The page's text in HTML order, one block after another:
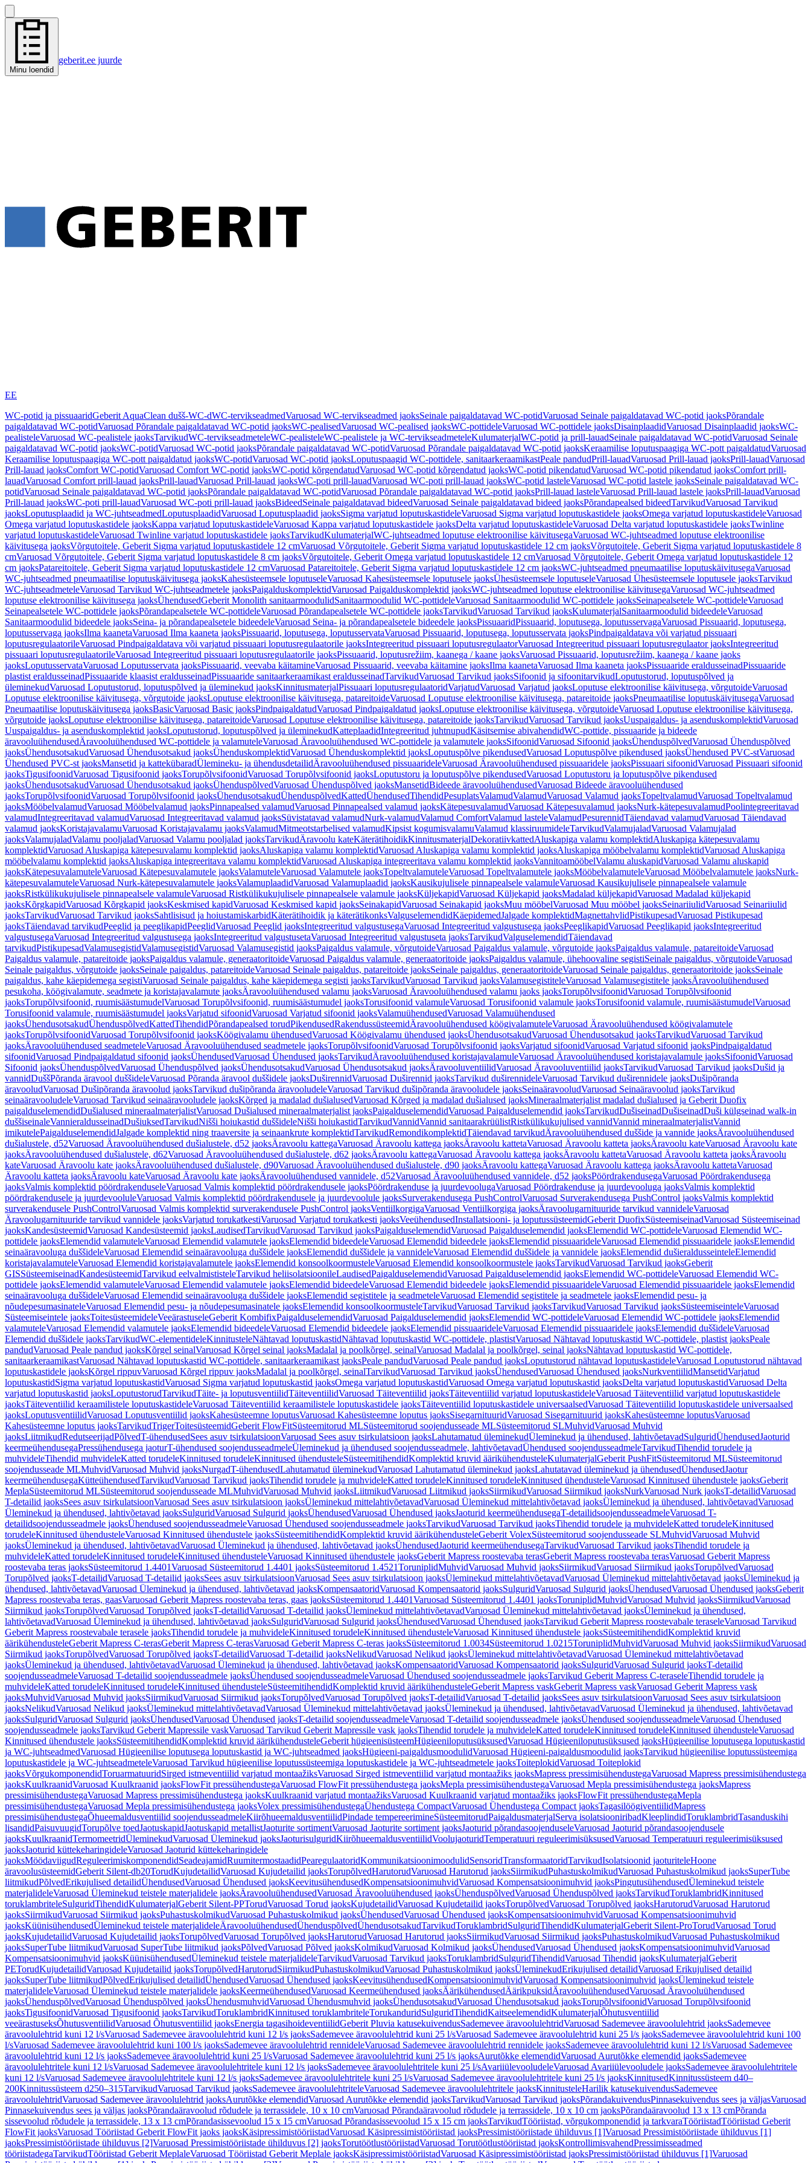
Minu loendid
geberit.ee juurde
EE
WC-potid ja pissuaaridGeberit AquaClean dušš-WC-dWC-tervikseadmedVaruosad WC-tervikseadmed jaoksSeinale paigaldatavad WC-potidVaruosad Seinale paigaldatavad WC-potid jaoksPõrandale
paigaldatavad WC-potidVaruosad Põrandale paigaldatavad WC-potid jaoksWC-pealisedVaruosad WC-pealised jaoksWC-pottideleVaruosad WC-pottidele jaoksDisainplaadidVaruosad Disainplaadid jaoksWC-
pealisteleVaruosad WC-pealistele jaoksTarvikudWC-tervikseadmeteleWC-pealisteleWC-pealistele ja WC-tervikseadmeteleKulumaterjalWC-potid ja prill-lauadSeinale paigaldatavad WC-potidVaruosad Seinale
paigaldatavad WC-potid jaoksWC-potidVaruosad WC-potid jaoksPõrandale paigaldatavad WC-potidVaruosad Põrandale paigaldatavad WC-potid jaoksKeraamilise loputuspaagiga WC-pott paigaldatudVaruosad
Keraamilise loputuspaagiga WC-pott paigaldatud jaoksWC-potidVaruosad WC-potid jaoksLoputuspaagid WC-pottidele, sanitaarkeraamikastPeale pandudPrill-lauadVaruosad Prill-lauad jaoksPrill-lauadVaruosad
Prill-lauad jaoksComfort WC-potidVaruosad Comfort WC-potid jaoksWC-potid kõrgendatudVaruosad WC-potid kõrgendatud jaoksWC-potid pikendatudVaruosad WC-potid pikendatud jaoksComfort prill-
lauadVaruosad Comfort prill-lauad jaoksPrill-lauadVaruosad Prill-lauad jaoksWC-poti prill-lauadVaruosad WC-poti prill-lauad jaoksWC-potid lasteleVaruosad WC-potid lastele jaoksSeinale paigaldatavad WC-
potidVaruosad Seinale paigaldatavad WC-potid jaoksPõrandale paigaldatavad WC-potidVaruosad Põrandale paigaldatavad WC-potid jaoksPrill-lauad lasteleVaruosad Prill-lauad lastele jaoksPrill-lauadVaruosad
Prill-lauad jaoksWC-poti prill-lauadVaruosad WC-poti prill-lauad jaoksBideedSeinale paigaldatavad bideedVaruosad Seinale paigaldatavad bideed jaoksPõrandapealsed bideedTarvikudVaruosad Tarvikud
jaoksLoputusplaadid ja WC-juhtseadmedLoputusplaadidVaruosad Loputusplaadid jaoksSigma varjatud loputuskastideleVaruosad Sigma varjatud loputuskastidele jaoksOmega varjatud loputuskastideleVaruosad
Omega varjatud loputuskastidele jaoksKappa varjatud loputuskastideleVaruosad Kappa varjatud loputuskastidele jaoksDelta varjatud loputuskastideleVaruosad Delta varjatud loputuskastidele jaoksTwinline
varjatud loputuskastideleVaruosad Twinline varjatud loputuskastidele jaoksTarvikudKulumaterjalWC-juhtseadmed loputuse elektroonilise käivitusegaVaruosad WC-juhtseadmed loputuse elektroonilise
käivitusega jaoksVõrgutoitele, Geberit Sigma varjatud loputuskastidele 12 cmVaruosad Võrgutoitele, Geberit Sigma varjatud loputuskastidele 12 cm jaoksVõrgutoitele, Geberit Sigma varjatud loputuskastidele 8
cmVaruosad Võrgutoitele, Geberit Sigma varjatud loputuskastidele 8 cm jaoksVõrgutoitele, Geberit Omega varjatud loputuskastidele 12 cmVaruosad Võrgutoitele, Geberit Omega varjatud loputuskastidele 12
cm jaoksPatareitoitele, Geberit Sigma varjatud loputuskastidele 12 cmVaruosad Patareitoitele, Geberit Sigma varjatud loputuskastidele 12 cm jaoksWC-juhtseadmed pneumaatilise loputuskäivitusegaVaruosad
WC-juhtseadmed pneumaatilise loputuskäivitusega jaoksKahesüsteemsele loputuseleVaruosad Kahesüsteemsele loputusele jaoksÜhesüsteemsele loputuseleVaruosad Ühesüsteemsele loputusele jaoksTarvikud
WC-juhtseadmeteleVaruosad Tarvikud WC-juhtseadmetele jaoksPaigalduskomplektidVaruosad Paigalduskomplektid jaoksWC-juhtseadmed loputuse elektroonilise käivitusegaVaruosad WC-juhtseadmed
loputuse elektroonilise käivitusega jaoksÜhendusedGeberit Monolith sanitaarmoodulidSanitaarmoodulid WC-pottideleVaruosad Sanitaarmoodulid WC-pottidele jaoksSeinapealsetele WC-pottideleVaruosad
Seinapealsetele WC-pottidele jaoksPõrandapealsetele WC-pottideleVaruosad Põrandapealsetele WC-pottidele jaoksTarvikudVaruosad Tarvikud jaoksKulumaterjalSanitaarmoodulid bideedeleVaruosad
Sanitaarmoodulid bideedele jaoksSeina- ja põrandapealsetele bideedeleVaruosad Seina- ja põrandapealsetele bideedele jaoksPissuaaridPissuaarid, loputusega, loputusservagaVaruosad Pissuaarid, loputusega,
loputusservaga jaoksIlma kaanetaVaruosad Ilma kaaneta jaoksPissuaarid, loputusega, loputusservataVaruosad Pissuaarid, loputusega, loputusservata jaoksPindpaigaldatava või varjatud pissuaari
loputusregulaatorileVaruosad Pindpaigaldatava või varjatud pissuaari loputusregulaatorile jaoksIntegreeritud pissuaari loputusregulaatorVaruosad Integreeritud pissuaari loputusregulaator jaoksIntegreeritud
pissuaari loputusregulaatorileVaruosad Integreeritud pissuaari loputusregulaatorile jaoksPissuaarid, loputusrežiim, kaanega / kaane jaoksVaruosad Pissuaarid, loputusrežiim, kaanega / kaane jaoks
jaoksLoputusservataVaruosad Loputusservata jaoksPissuaarid, veevaba käitamineVaruosad Pissuaarid, veevaba käitamine jaoksIlma kaanetaVaruosad Ilma kaaneta jaoksPissuaaride eraldusseinadPissuaaride
plastist eraldusseinadPissuaaride klaasist eraldusseinadPissuaaride sanitaarkeraamikast eraldusseinadTarvikudVaruosad Tarvikud jaoksSifoonid ja sifoonitarvikudLoputustorud, loputuspõlved ja
üleminekudVaruosad Loputustorud, loputuspõlved ja üleminekud jaoksKinnitusmaterjalPissuaari loputusregulaatoridVarjatudVaruosad Varjatud jaoksLoputuse elektroonilise käivitusega, võrgutoideVaruosad
Loputuse elektroonilise käivitusega, võrgutoide jaoksLoputuse elektroonilise käivitusega, patareitoideVaruosad Loputuse elektroonilise käivitusega, patareitoide jaoksPneumaatilise loputuskäivitusegaVaruosad
Pneumaatilise loputuskäivitusega jaoksBasicVaruosad Basic jaoksPindpaigaldatudVaruosad Pindpaigaldatud jaoksLoputuse elektroonilise käivitusega, võrgutoideVaruosad Loputuse elektroonilise käivitusega,
võrgutoide jaoksLoputuse elektroonilise käivitusega, patareitoideVaruosad Loputuse elektroonilise käivitusega, patareitoide jaoksTarvikudVaruosad Tarvikud jaoksUuspaigaldus- ja asenduskomplektidVaruosad
Uuspaigaldus- ja asenduskomplektid jaoksLoputustorud, loputuspõlved ja üleminekudKatteplaadidIntegreeritud juhtnupudKäsitsemise abivahendidWC-pottide, pissuaaride ja bideede
äravooluühendusedÄravooluühendused WC-pottidele ja valamuteleVaruosad Äravooluühendused WC-pottidele ja valamutele jaoksSifoonidVaruosad Sifoonid jaoksÜhenduspõlvedVaruosad Ühenduspõlved
jaoksÜhendusotsakudVaruosad Ühendusotsakud jaoksÜhenduskomplektidVaruosad Ühenduskomplektid jaoksLoputuspõlve pikendusedVaruosad Loputuspõlve pikendused jaoksÜhendused PVC-stVaruosad
Ühendused PVC-st jaoksMansetid ja kattekübaradÜlemineku- ja ühendusdetailidÄravooluühendused pissuaarideleVaruosad Äravooluühendused pissuaaridele jaoksPissuaari sifoonidVaruosad Pissuaari sifoonid
jaoksTigusifoonidVaruosad Tigusifoonid jaoksTorupõlvsifoonidVaruosad Torupõlvsifoonid jaoksLoputustoru ja loputuspõlve pikendusedVaruosad Loputustoru ja loputuspõlve pikendused
jaoksÜhendusotsakudVaruosad Ühendusotsakud jaoksÜhenduspõlvedVaruosad Ühenduspõlved jaoksMansetidBideede äravooluühendusedVaruosad Bideede äravooluühendused
jaoksTorupõlvsifoonidVaruosad Torupõlvsifoonid jaoksÜhendusotsakudÜhenduspõlvedKattedÜhendusedTihendidPesuplatsValamudValamudVaruosad Valamud jaoksTopeltvalamudVaruosad Topeltvalamud
jaoksMööbelvalamudVaruosad Mööbelvalamud jaoksPinnapealsed valamudVaruosad Pinnapealsed valamud jaoksKätepesuvalamudVaruosad Kätepesuvalamud jaoksNurk-kätepesuvalamudPoolintegreeritavad
valamudIntegreeritavad valamudVaruosad Integreeritavad valamud jaoksSüvistatavad valamudNurk-valamudValamud ComfortValamud lasteleValamudPesurennidTäiendavad valamudVaruosad Täiendavad
valamud jaoksKoristajavalamuVaruosad Koristajavalamu jaoksValamudMitmeotstarbelised valamudKipsist kogumisvalamuValamud klassiruumideleTarvikudValamujaladVaruosad Valamujalad
jaoksValamujaladValamu pooljaladVaruosad Valamu pooljalad jaoksTarvikudÄravoolu kateKäterätihoidikKinnitusmaterjalDekoratiivkattedAluskapiga valamu komplektidAluskapiga kätepesuvalamu
komplektidVaruosad Aluskapiga kätepesuvalamu komplektid jaoksAluskapiga valamu komplektidVaruosad Aluskapiga valamu komplektid jaoksAluskapiga mööbelvalamu komplektidVaruosad Aluskapiga
mööbelvalamu komplektid jaoksAluskapiga integreeritava valamu komplektidVaruosad Aluskapiga integreeritava valamu komplektid jaoksVannitoamööbelValamu aluskapidVaruosad Valamu aluskapid
jaoksKätepesuvalamuteleVaruosad Kätepesuvalamutele jaoksValamuteleVaruosad Valamutele jaoksTopeltvalamuteleVaruosad Topeltvalamutele jaoksMööbelvalamuteleVaruosad Mööbelvalamutele jaoksNurk-
kätepesuvalamuteleVaruosad Nurk-kätepesuvalamutele jaoksValamuplaadidVaruosad Valamuplaadid jaoksKausikujulisele pinnapealsele valamuleVaruosad Kausikujulisele pinnapealsele valamule
jaoksRistkülikukujulisele pinnapealsele valamuleVaruosad Ristkülikukujulisele pinnapealsele valamule jaoksKüljekapidVaruosad Küljekapid jaoksMadalad küljekapidVaruosad Madalad küljekapid
jaoksKõrgkapidVaruosad Kõrgkapid jaoksKeskmised kapidVaruosad Keskmised kapid jaoksSeinakapidVaruosad Seinakapid jaoksMuu mööbelVaruosad Muu mööbel jaoksSeinariiulidVaruosad Seinariiulid
jaoksTarvikudVaruosad Tarvikud jaoksSahtlisisud ja hoiustamiskarbidKäterätihoidik ja käterätikonksValguselemendidKäepidemedJalgade komplektidMagnettahvlidPistikupesadVaruosad Pistikupesad
jaoksTäiendavad tarvikudPeeglid ja peeglikapidPeeglidVaruosad Peeglid jaoksIntegreeritud valgustusegaVaruosad Integreeritud valgustusega jaoksPeeglikapidVaruosad Peeglikapid jaoksIntegreeritud
valgustusegaVaruosad Integreeritud valgustusega jaoksIntegreeritud valgustusetaVaruosad Integreeritud valgustuseta jaoksTarvikudValguselemendidTäiendavad
tarvikudPistikupesadValamusegistidValamusegistidVaruosad Valamusegistid jaoksPaigaldus valamule, võrgutoideVaruosad Paigaldus valamule, võrgutoide jaoksPaigaldus valamule, patareitoideVaruosad
Paigaldus valamule, patareitoide jaoksPaigaldus valamule, generaatoritoideVaruosad Paigaldus valamule, generaatoritoide jaoksPaigaldus valamule, ühehoovaline segistiSeinale paigaldus, võrgutoideVaruosad
Seinale paigaldus, võrgutoide jaoksSeinale paigaldus, patareitoideVaruosad Seinale paigaldus, patareitoide jaoksSeinale paigaldus, generaatoritoideVaruosad Seinale paigaldus, generaatoritoide jaoksSeinale
paigaldus, kahe käepidemega segistiVaruosad Seinale paigaldus, kahe käepidemega segisti jaoksTarvikudVaruosad Tarvikud jaoksValamusegistiteleVaruosad Valamusegistitele jaoksÄravooluühendused
pesukoha, köögivalamute, seadmete ja koristajavalamute jaoksÄravooluühendused valamu jaoksVaruosad Äravooluühendused valamu jaoks jaoksTorupõlvsifoonidVaruosad Torupõlvsifoonid
jaoksTorupõlvsifoonid, ruumisäästumudelVaruosad Torupõlvsifoonid, ruumisäästumudel jaoksTorusifoonid valamuleVaruosad Torusifoonid valamule jaoksTorusifoonid valamule, ruumisäästumudelVaruosad
Torusifoonid valamule, ruumisäästumudel jaoksVarjatud sifoonidVaruosad Varjatud sifoonid jaoksValamuühendusedVaruosad Valamuühendused
jaoksÜhendusotsakudÜhenduspõlvedKattedTihendidPõrandapealsed torudPikendusedRakendussüsteemidÄravooluühendused köögivalamuteleVaruosad Äravooluühendused köögivalamutele
jaoksTorupõlvsifoonidVaruosad Torupõlvsifoonid jaoksKöögivalamu ühendusedVaruosad Köögivalamu ühendused jaoksÜhendusotsakudVaruosad Ühendusotsakud jaoksTarvikudVaruosad Tarvikud
jaoksÄravooluühendused seadmeteleVaruosad Äravooluühendused seadmetele jaoksTorupõlvsifoonidVaruosad Torupõlvsifoonid jaoksVarjatud sifoonidVaruosad Varjatud sifoonid jaoksPindpaigaldatud
sifoonidVaruosad Pindpaigaldatud sifoonid jaoksÜhendusedVaruosad Ühendused jaoksTarvikudÄravooluühendused koristajavalamuleVaruosad Äravooluühendused koristajavalamule jaoksSifoonidVaruosad
Sifoonid jaoksÜhenduspõlvedVaruosad Ühenduspõlved jaoksÜhendusotsakudVaruosad Ühendusotsakud jaoksÄravooluventiilidVaruosad Äravooluventiilid jaoksTarvikudVaruosad Tarvikud jaoksDušid ja
vannidDuššPõranda äravool duššideleVaruosad Põranda äravool duššidele jaoksDuširennidVaruosad Duširennid jaoksTarvikud duširennideleVaruosad Tarvikud duširennidele jaoksDušipõranda
äravooludVaruosad Dušipõranda äravoolud jaoksTarvikud dušipõranda äravooludeleVaruosad Tarvikud dušipõranda äravooludele jaoksSeinaäravooludVaruosad Seinaäravoolud jaoksTarvikud
seinaäravooludeleVaruosad Tarvikud seinaäravooludele jaoksKõrged ja madalad dušialusedVaruosad Kõrged ja madalad dušialused jaoksMineraalmaterjalist madalad dušialused ja Geberit Duofix
paigalduselemendidDušialused mineraalmaterjalistVaruosad Dušialused mineraalmaterjalist jaoksPaigalduselemendidVaruosad Paigalduselemendid jaoksTarvikudDušiseinadDušiseinadDuši külgseinad walk-in
duššiseinaleVannieraldusseinadDušiuksedTarvikudNišši hoiukastid duššideleNišši hoiukastidTarvikudVannidVannid sanitaarakrüülistRistkülikukujulised vannidVannid mineraalmaterjalistVannid
imikutelePaigalduselemendidJalgade komplektid ning traaversite ja seinaankrute komplektidTarvikudRemondikomplektidTäiendavad tarvikudÄravooluühendused duššide ja vannide jaoksÄravooluühendused
dušialustele, d52Varuosad Äravooluühendused dušialustele, d52 jaoksÄravoolu kattegaVaruosad Äravoolu kattega jaoksÄravoolu kattetaVaruosad Äravoolu katteta jaoksÄravoolu kateVaruosad Äravoolu kate
jaoksÄravooluühendused dušialustele, d62Varuosad Äravooluühendused dušialustele, d62 jaoksÄravoolu kattegaVaruosad Äravoolu kattega jaoksÄravoolu kattetaVaruosad Äravoolu katteta jaoksÄravoolu
kateVaruosad Äravoolu kate jaoksÄravooluühendused dušialustele, d90Varuosad Äravooluühendused dušialustele, d90 jaoksÄravoolu kattegaVaruosad Äravoolu kattega jaoksÄravoolu kattetaVaruosad
Äravoolu katteta jaoksÄravoolu kateVaruosad Äravoolu kate jaoksÄravooluühendused vannidele, d52Varuosad Äravooluühendused vannidele, d52 jaoksPöördrakendusegaVaruosad Pöördrakendusega
jaoksValmis komplektid pöördrakenduseleVaruosad Valmis komplektid pöördrakendusele jaoksPöördrakenduse ja juurdevoolugaVaruosad Pöördrakenduse ja juurdevooluga jaoksValmis komplektid
pöördrakendusele ja juurdevooluleVaruosad Valmis komplektid pöördrakendusele ja juurdevoolule jaoksSurverakendusega PushControlVaruosad Surverakendusega PushControl jaoksValmis komplektid
surverakendusele PushControlVaruosad Valmis komplektid surverakendusele PushControl jaoksVentiilkorgigaVaruosad Ventiilkorgiga jaoksÄravoolugarnituuride tarvikud vannideleVaruosad
Äravoolugarnituuride tarvikud vannidele jaoksVarjatud torukatkestiVaruosad Varjatud torukatkesti jaoksVeeühendusedInstallatsiooni- ja loputussüsteemidGeberit DuofixSüsteemiseinadVaruosad Süsteemiseinad
jaoksKandesüsteemidVaruosad Kandesüsteemid jaoksLaudisedTarvikudVaruosad Tarvikud jaoksPaigalduselemendidVaruosad Paigalduselemendid jaoksElemendid WC-pottideleVaruosad Elemendid WC-
pottidele jaoksElemendid valamuteleVaruosad Elemendid valamutele jaoksElemendid bideedeleVaruosad Elemendid bideedele jaoksElemendid pissuaarideleVaruosad Elemendid pissuaaridele jaoksElemendid
seinaäravooluga duššideleVaruosad Elemendid seinaäravooluga duššidele jaoksElemendid duššidele ja vannideleVaruosad Elemendid duššidele ja vannidele jaoksElemendid dušieraldusseinteleElemendid
koristajavalamuteleVaruosad Elemendid koristajavalamutele jaoksElemendid konsoolkoormusteleVaruosad Elemendid konsoolkoormustele jaoksTarvikudVaruosad Tarvikud jaoksGeberit
GISSüsteemiseinadKandesüsteemidTarvikud eelvalmististeleTarvikud heliisolatsioonileLaudisedPaigalduselemendidVaruosad Paigalduselemendid jaoksElemendid WC-pottideleVaruosad Elemendid WC-
pottidele jaoksElemendid valamuteleVaruosad Elemendid valamutele jaoksElemendid bideedeleVaruosad Elemendid bideedele jaoksElemendid pissuaarideleVaruosad Elemendid pissuaaridele jaoksElemendid
seinaäravooluga duššideleVaruosad Elemendid seinaäravooluga duššidele jaoksElemendid segistitele ja seadmeteleVaruosad Elemendid segistitele ja seadmetele jaoksElemendid pesu- ja
nõudepesumasinateleVaruosad Elemendid pesu- ja nõudepesumasinatele jaoksElemendid konsoolkoormusteleTarvikudVaruosad Tarvikud jaoksTarvikudVaruosad Tarvikud jaoksSüsteemiseinteleVaruosad
Süsteemiseintele jaoksToitesüsteemideleVeeärastuseleGeberit KombifixPaigalduselemendidVaruosad Paigalduselemendid jaoksElemendid WC-pottideleVaruosad Elemendid WC-pottidele jaoksElemendid
valamuteleVaruosad Elemendid valamutele jaoksElemendid bideedeleVaruosad Elemendid bideedele jaoksElemendid pissuaarideleVaruosad Elemendid pissuaaridele jaoksElemendid duššideleVaruosad
Elemendid duššidele jaoksTarvikudWC-elementideleKinnitusteleNähtavad loputuskastidNähtavad loputuskastid WC-pottidele, plastistVaruosad Nähtavad loputuskastid WC-pottidele, plastist jaoksPeale
pandudVaruosad Peale pandud jaoksKõrgel seinalVaruosad Kõrgel seinal jaoksMadalal ja poolkõrgel, seinalVaruosad Madalal ja poolkõrgel, seinal jaoksNähtavad loputuskastid WC-pottidele,
sanitaarkeraamikastVaruosad Nähtavad loputuskastid WC-pottidele, sanitaarkeraamikast jaoksPeale pandudVaruosad Peale pandud jaoksLoputustorud nähtavad loputuskastideleVaruosad Loputustorud nähtavad
loputuskastidele jaoksKõrgel rippuvVaruosad Kõrgel rippuv jaoksMadalal ja poolkõrgel, seinalTarvikudVaruosad Tarvikud jaoksÜhendusedVaruosad Ühendused jaoksNurkventiilidMansetidVarjatud
loputuskastidSigma varjatud loputuskastidVaruosad Sigma varjatud loputuskastid jaoksOmega varjatud loputuskastidVaruosad Omega varjatud loputuskastid jaoksDelta varjatud loputuskastidVaruosad Delta
varjatud loputuskastid jaoksLoputustorudTarvikudTäite- ja loputusventiilidTäiteventiilidVaruosad Täiteventiilid jaoksTäiteventiilid varjatud loputuskastideleVaruosad Täiteventiilid varjatud loputuskastidele
jaoksTäiteventiilid keraamilistele loputuskastideleVaruosad Täiteventiilid keraamilistele loputuskastidele jaoksTäiteventiilid loputuskastidele universaalsedVaruosad Täiteventiilid loputuskastidele universaalsed
jaoksLoputusventiilidVaruosad Loputusventiilid jaoksKahesüsteemne loputusVaruosad Kahesüsteemne loputus jaoksSisegarnituuridVaruosad Sisegarnituurid jaoksKahesüsteemne loputusVaruosad
Kahesüsteemne loputus jaoksTarvikudTrigerToitesüsteemidGeberit FlowFitSüsteemitorud MLSüsteemitorud soojendusseade MLSüsteemitorud SLMuhvidVaruosad Muhvid
jaoksLiitmikudRedutseerijadPõlvedT-ühendusedSees asuv tsirkulatsioonVaruosad Sees asuv tsirkulatsioon jaoksLahutamatud üleminekudÜleminekud ja ühendused, lahtivõetavadSulguridÜhendusedJaoturid
keermeühendusegaPressühendusega jaoturT-ühendused soojendusseadmeleÜleminekud ja ühendused soojendusseadmele, lahtivõetavadÜhendused soojendusseadmeleTarvikudTihendid torudele ja
muhvideleTihendid muhvideleKatted torudeleKinnitused torudeleKinnitused ühendusteleSüsteemitihendidKomplektid kruvid äärikühendusteleKulumaterjalGeberit PushFitSüsteemitorud MLSüsteemitorud
soojendusseade MLMuhvidVaruosad Muhvid jaoksNurgadT-ühendusedLahutamatud üleminekudVaruosad Lahutamatud üleminekud jaoksLahutatavad üleminekud ja ühendusedÜhendusedJaotur
keermeühendusegaKütteühendusedTarvikudVaruosad Tarvikud jaoksTihendid torudele ja muhvideleKatted torudeleKinnitused torudeleKinnitused ühendusteleVaruosad Kinnitused ühendustele jaoksGeberit
MeplaSüsteemitorud MLSüsteemitorud soojendusseade MLMuhvidVaruosad Muhvid jaoksLiitmikudVaruosad Liitmikud jaoksSiirmikudVaruosad Siirmikud jaoksNurkVaruosad Nurk jaoksT-detailidVaruosad
T-detailid jaoksSees asuv tsirkulatsioonVaruosad Sees asuv tsirkulatsioon jaoksÜleminekud mittelahtivõetavadVaruosad Üleminekud mittelahtivõetavad jaoksÜleminekud ja ühendused, lahtivõetavadVaruosad
Üleminekud ja ühendused, lahtivõetavad jaoksSulguridVaruosad Sulgurid jaoksÜhendusedVaruosad Ühendused jaoksJaoturid keermeühendusegaT-detailidsoojendusseadmeleVaruosad T-
detailidsoojendusseadmele jaoksÜhendused soojendusseadmeleVaruosad Ühendused soojendusseadmele jaoksTarvikudVaruosad Tarvikud jaoksTihendid torudele ja muhvideleKatted torudeleKinnitused
torudeleKinnitused ühendusteleVaruosad Kinnitused ühendustele jaoksSüsteemitihendidKomplektid kruvid äärikühendusteleGeberit VolexSüsteemitorud soojendusseade SLMuhvidVaruosad Muhvid
jaoksÜleminekud ja ühendused, lahtivõetavadVaruosad Üleminekud ja ühendused, lahtivõetavad jaoksÜhendusedJaoturid keermeühendusegaTarvikudVaruosad Tarvikud jaoksTihendid torudele ja
muhvideleKatted torudeleKinnitused torudeleKinnitused ühendusteleVaruosad Kinnitused ühendustele jaoksGeberit Mapress roostevaba terasGeberit Mapress roostevaba terasVaruosad Geberit Mapress
roostevaba teras jaoksSüsteemitorud 1.4401Varuosad Süsteemitorud 1.4401 jaoksSüsteemitorud 1.4521ToruniplidMuhvidVaruosad Muhvid jaoksSiirmikudVaruosad Siirmikud jaoksTorupõlvedVaruosad
Torupõlved jaoksT-detailidVaruosad T-detailid jaoksSees asuv tsirkulatsioonVaruosad Sees asuv tsirkulatsioon jaoksÜleminekud mittelahtivõetavadVaruosad Üleminekud mittelahtivõetavad jaoksÜleminekud ja
ühendused, lahtivõetavadVaruosad Üleminekud ja ühendused, lahtivõetavad jaoksKompensaatoridVaruosad Kompensaatorid jaoksSulguridVaruosad Sulgurid jaoksÜhendusedVaruosad Ühendused jaoksGeberit
Mapress roostevaba teras, gaasVaruosad Geberit Mapress roostevaba teras, gaas jaoksSüsteemitorud 1.4401Varuosad Süsteemitorud 1.4401 jaoksToruniplidMuhvidVaruosad Muhvid jaoksSiirmikudVaruosad
Siirmikud jaoksTorupõlvedVaruosad Torupõlved jaoksT-detailidVaruosad T-detailid jaoksÜleminekud mittelahtivõetavadVaruosad Üleminekud mittelahtivõetavad jaoksÜleminekud ja ühendused,
lahtivõetavadVaruosad Üleminekud ja ühendused, lahtivõetavad jaoksSulguridVaruosad Sulgurid jaoksÜhendusedVaruosad Ühendused jaoksTarvikud Geberit Mapress roostevabale teraseleVaruosad Tarvikud
Geberit Mapress roostevabale terasele jaoksTihendid torudele ja muhvideleKinnitused torudeleKinnitused ühendusteleVaruosad Kinnitused ühendustele jaoksSüsteemitihendidKomplektid kruvid
äärikühendusteleGeberit Mapress C-terasGeberit Mapress C-terasVaruosad Geberit Mapress C-teras jaoksSüsteemitorud 1.0034Süsteemitorud 1.0215ToruniplidMuhvidVaruosad Muhvid jaoksSiirmikudVaruosad
Siirmikud jaoksTorupõlvedVaruosad Torupõlved jaoksT-detailidVaruosad T-detailid jaoksNelikudVaruosad Nelikud jaoksÜleminekud mittelahtivõetavadVaruosad Üleminekud mittelahtivõetavad
jaoksÜleminekud ja ühendused, lahtivõetavadVaruosad Üleminekud ja ühendused, lahtivõetavad jaoksKompensaatoridVaruosad Kompensaatorid jaoksSulguridVaruosad Sulgurid jaoksT-detailid
soojendusseadmeleVaruosad T-detailid soojendusseadmele jaoksÜhendused soojendusseadmeleVaruosad Ühendused soojendusseadmele jaoksTarvikud Geberit Mapress C-teraseleTihendid torudele ja
muhvideleKatted torudeleKinnitused torudeleKinnitused ühendusteleSüsteemitihendidKomplektid kruvid äärikühendusteleGeberit Mapress vaskGeberit Mapress vaskVaruosad Geberit Mapress vask
jaoksMuhvidVaruosad Muhvid jaoksSiirmikudVaruosad Siirmikud jaoksTorupõlvedVaruosad Torupõlved jaoksT-detailidVaruosad T-detailid jaoksSees asuv tsirkulatsioonVaruosad Sees asuv tsirkulatsioon
jaoksNelikudVaruosad Nelikud jaoksÜleminekud mittelahtivõetavadVaruosad Üleminekud mittelahtivõetavad jaoksÜleminekud ja ühendused, lahtivõetavadVaruosad Üleminekud ja ühendused, lahtivõetavad
jaoksSulguridVaruosad Sulgurid jaoksÜhendusedVaruosad Ühendused jaoksT-detailid soojendusseadmeleVaruosad T-detailid soojendusseadmele jaoksÜhendused soojendusseadmeleVaruosad Ühendused
soojendusseadmele jaoksTarvikud Geberit Mapressile vaskVaruosad Tarvikud Geberit Mapressile vask jaoksTihendid torudele ja muhvideleKatted torudeleKinnitused torudeleKinnitused ühendusteleVaruosad
Kinnitused ühendustele jaoksSüsteemitihendidKomplektid kruvid äärikühendusteleGeberit hügieenisüsteemHügieeniloputusüksusedVaruosad Hügieeniloputusüksused jaoksHügieenilise loputusega loputuskastid
ja WC-juhtseadmedVaruosad Hügieenilise loputusega loputuskastid ja WC-juhtseadmed jaoksHügieeni-paigaldusmoodulidVaruosad Hügieeni-paigaldusmoodulid jaoksTarvikud hügieenilise loputussüsteemiga
loputuskastidele ja WC-juhtseadmeteleVaruosad Tarvikud hügieenilise loputussüsteemiga loputuskastidele ja WC-juhtseadmetele jaoksToiteplokidVaruosad Toiteplokid
jaoksVõrgukomponendidToruarmatuuridSirged istmeventiilid varjatud montaažiksVaruosad Sirged istmeventiilid varjatud montaažiks jaoksMapress pressimisühendustegaVaruosad Mapress pressimisühendustega
jaoksKuulkraanidVaruosad Kuulkraanid jaoksFlowFit pressühendustegaVaruosad FlowFit pressühendustega jaoksMepla pressimisühendustegaVaruosad Mepla pressimisühendustega jaoksMapress
pressimisühendustegaVaruosad Mapress pressimisühendustega jaoksKuulkraanid varjatud montaažiksVaruosad Kuulkraanid varjatud montaažiks jaoksFlowFit pressühendustegaMepla
pressimisühendustegaVaruosad Mepla pressimisühendustega jaoksVolex pressimisühendustegaÜhendustega CompactVaruosad Ühendustega Compact jaoksTagasilöögiventiilidMapress
pressimisühendustegaÕhueemaldusventiilid soojendusseadmeleKiirõhueemaldusventiilidPindade tempereerimineSüsteemitorudPaigaldusmaterjalServa isolatsiooniribadKleeplindidToruklambridTasanduskihi
lisandidPaisuvuugidTorupõlve toedJaotuskapidJaotuskapid metallistJaoturite sortimentVaruosad Jaoturite sortiment jaoksJaoturid põrandasoojenduseleVaruosad Jaoturid põrandasoojendusele
jaoksKuulkraanidTermomeetridÜleminekudVaruosad Üleminekud jaoksJaoturisulguridKiirõhueemaldusventiilidVoolujaoturidTemperatuuri reguleerimisüksusedVaruosad Temperatuuri reguleerimisüksused
jaoksJaoturid küttekeharingideleVaruosad Jaoturid küttekeharingidele
jaoksMöödaviigudReguleerimiskomponendidSeadeajamidRuumitermostaadidPearegulaatoridKommunikatsioonimoodulidSensoridTransformaatoridTarvikudIsolatsioonid jaoturiteleHoone
äravoolusüsteemidGeberit Silent-db20TorudKujudetailidVaruosad Kujudetailid jaoksTorupõlvedHarutorudVaruosad Harutorud jaoksSiirmikudPuhastuskolmikudVaruosad Puhastuskolmikud jaoksSuperTube
liitmikudPõlvedErikujulised detailidÜhendusedVaruosad Ühendused jaoksKeevitusühendusedKompensatsioonimuhvidVaruosad Kompensatsioonimuhvid jaoksPingutusühendusedÜleminekud teistele
materjalideleVaruosad Üleminekud teistele materjalidele jaoksÄravooluühendusedVaruosad Äravooluühendused jaoksÜhenduspõlvedVaruosad Ühenduspõlved jaoksTarvikudToruklambridKinnitused
toruklambriteleSulguridTihendidKulumaterjalGeberit Silent-PPTorudVaruosad Torud jaoksKujudetailidVaruosad Kujudetailid jaoksTorupõlvedVaruosad Torupõlved jaoksHarutorudVaruosad Harutorud
jaoksSiirmikudVaruosad Siirmikud jaoksPuhastuskolmikudVaruosad Puhastuskolmikud jaoksÜhendusedVaruosad Ühendused jaoksKompensatsioonimuhvidVaruosad Kompensatsioonimuhvid
jaoksKüünisühendusedÜleminekud teistele materjalideleÄravooluühendusedÜhenduspõlvedÜhendusotsakudTarvikudToruklambridSulguridTihendidKulumaterjalGeberit Silent-ProTorudVaruosad Torud
jaoksKujudetailidVaruosad Kujudetailid jaoksTorupõlvedVaruosad Torupõlved jaoksHarutorudVaruosad Harutorud jaoksSiirmikudVaruosad Siirmikud jaoksPuhastuskolmikudVaruosad Puhastuskolmikud
jaoksSuperTube liitmikudVaruosad SuperTube liitmikud jaoksPõlvedVaruosad Põlved jaoksKolmikudVaruosad Kolmikud jaoksÜhendusedVaruosad Ühendused jaoksKompensatsioonimuhvidVaruosad
Kompensatsioonimuhvid jaoksKüünisühendusedÜleminekud teistele materjalideleTarvikudVaruosad Tarvikud jaoksToruklambridSulguridTihendidVaruosad Tihendid jaoksKulumaterjalGeberit
PETorudKujudetailidVaruosad Kujudetailid jaoksTorupõlvedHarutorudSiirmikudPuhastuskolmikudVaruosad Puhastuskolmikud jaoksÜleminekudErikujulised detailidVaruosad Erikujulised detailid
jaoksSuperTube liitmikudPõlvedErikujulised detailidÜhendusedVaruosad Ühendused jaoksKeevitusühendusedKompensatsioonimuhvidVaruosad Kompensatsioonimuhvid jaoksÜleminekud teistele
materjalideleVaruosad Üleminekud teistele materjalidele jaoksKeermeühendusedVaruosad Keermeühendused jaoksÄärikühendusedÄärikpuksidÄravooluühendusedVaruosad Äravooluühendused
jaoksÜhenduspõlvedVaruosad Ühenduspõlved jaoksÜhendusmuhvidVaruosad Ühendusmuhvid jaoksÜhendusotsakudVaruosad Ühendusotsakud jaoksTorupõlvsifoonidVaruosad Torupõlvsifoonid
jaoksTigusifoonidVaruosad Tigusifoonid jaoksTarvikudToruklambridKinnitused toruklambriteleTorukanduridSulguridTihendidKaitseelemendidKulumaterjalÕhutusventiilid
veeärastuseksÕhutusventiilidVaruosad Õhutusventiilid jaoksEnergia tagasihoideventiilidGeberit Pluvia katusekuivendusSademevee äravoolulehtridVaruosad Sademevee äravoolulehtrid jaoksSademevee
äravoolulehtrid kuni 12 l/sVaruosad Sademevee äravoolulehtrid kuni 12 l/s jaoksSademevee äravoolulehtrid kuni 25 l/sVaruosad Sademevee äravoolulehtrid kuni 25 l/s jaoksSademevee äravoolulehtrid kuni 100
l/sVaruosad Sademevee äravoolulehtrid kuni 100 l/s jaoksSademevee äravoolulehtrid rennideleVaruosad Sademevee äravoolulehtrid rennidele jaoksSademevee äravoolulehtrid kuni 12 l/sVaruosad Sademevee
äravoolulehtrid kuni 12 l/s jaoksSademevee äravoolulehtrid kuni 25 l/sVaruosad Sademevee äravoolulehtrid kuni 25 l/s jaoksAurutõkke elemendidVaruosad Aurutõkke elemendid jaoksSademevee
äravoolulehtritele kuni 12 l/sVaruosad Sademevee äravoolulehtritele kuni 12 l/s jaoksSademevee äravoolulehtritele kuni 25 l/sAvariiülevooludeleVaruosad Avariiülevooludele jaoksSademevee äravoolulehtritele
kuni 12 l/sVaruosad Sademevee äravoolulehtritele kuni 12 l/s jaoksSademevee äravoolulehtritele kuni 25 l/sVaruosad Sademevee äravoolulehtritele kuni 25 l/s jaoksKinnitusedKinnitussüsteem d40–
200Kinnitussüsteem d250–315TarvikudVaruosad Tarvikud jaoksSademevee äravoolulehtriteleVaruosad Sademevee äravoolulehtritele jaoksKinnitusteleHarilik katusekuivendusSademevee
äravoolulehtridVaruosad Sademevee äravoolulehtrid jaoksAurutõkke elemendidVaruosad Aurutõkke elemendid jaoksTarvikudVaruosad Tarvikud jaoksPõrandakuivendusPinnasekuivendus sees ja väljasVaruosad
Pinnasekuivendus sees ja väljas jaoksPõrandaäravoolud rõdudele ja terrassidele, 10 x 10 cmVaruosad Põrandaäravoolud rõdudele ja terrassidele, 10 x 10 cm jaoksPõrandaäravoolud 13 x 13 cmPõranda
sissevoolud rõdudele ja terrassidele, 13 x 13 cmPõrandasissevoolud 15 x 15 cmVaruosad Põrandasissevoolud 15 x 15 cm jaoksTarvikudTööriistad, võrgukomponendid ja tarkvaraTööriistadTööriistad Geberit
FlowFit jaoksVaruosad Tööriistad Geberit FlowFit jaoks jaoksKäsipressimistööriistadVaruosad Käsipressimistööriistad jaoksPressimistööriistade ühilduvus [1]Varuosad Pressimistööriistade ühilduvus [1]
jaoksPressimistööriistade ühilduvus [2]Varuosad Pressimistööriistade ühilduvus [2] jaoksTorutöötlustööriistadVaruosad Torutöötlustööriistad jaoksKontrollimisvahendPressimisseadmed
tööriistadegaTarvikudTööriistad Geberit MeplaleVaruosad Tööriistad Geberit Meplale jaoksKäsipressimistööriistadVaruosad Käsipressimistööriistad jaoksPressimistööriistad ühilduvus [1]Varuosad